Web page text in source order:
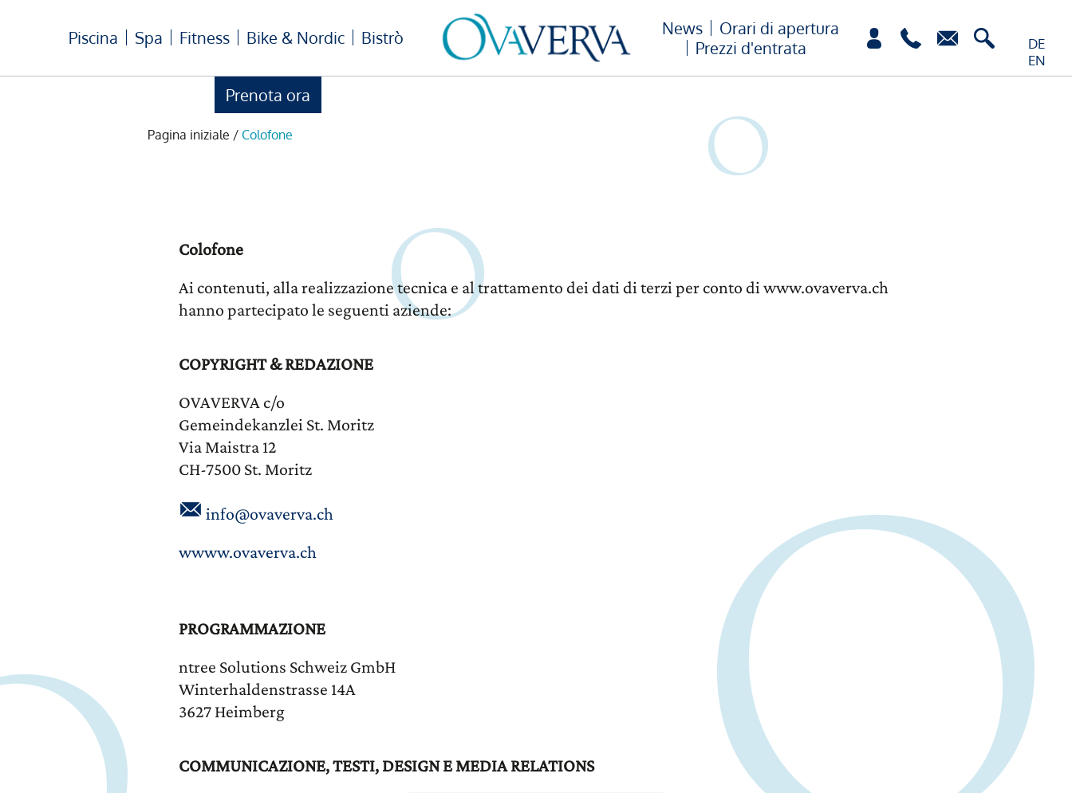
Prenota ora
DE
EN
Piscina Spa Fitness Bike & Nordic Bistrò News
Orari di apertura
Prezzi d'entrata
Pagina iniziale / Colofone
Colofone
Ai contenuti, alla realizzazione tecnica e al trattamento dei dati di terzi per conto di www.ovaverva.ch
hanno partecipato le seguenti aziende:
COPYRIGHT & REDAZIONE
OVAVERVA c/o
Gemeindekanzlei St. Moritz
Via Maistra 12
CH-7500 St. Moritz
info@ovaverva.ch
wwww.ovaverva.ch
PROGRAMMAZIONE
ntree Solutions Schweiz GmbH
Winterhaldenstrasse 14A
3627 Heimberg
COMMUNICAZIONE, TESTI, DESIGN E MEDIA RELATIONS